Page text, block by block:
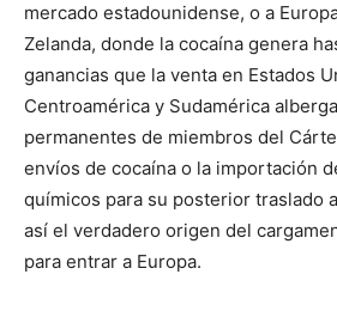
mercado estadounidense, o a
Zelanda, donde la cocaína genera
ganancias que la venta en Estados
Centroamérica y Sudamérica
permanentes de miembros del
envíos de cocaína o la importación
químicos para su posterior traslado
así el verdadero origen del
para entrar a Europa.